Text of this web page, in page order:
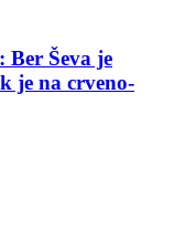
Ševa je
je na crveno-